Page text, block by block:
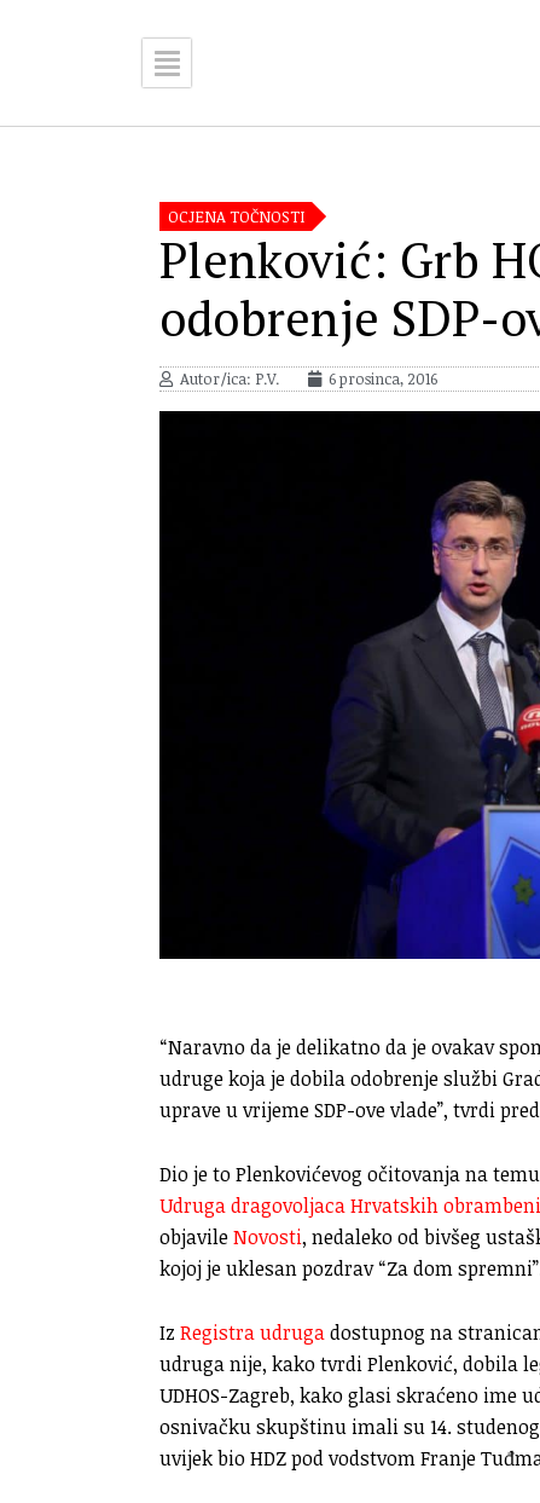
OCJENA TOČNOSTI
Plenković: Grb
odobrenje SDP-
Autor/ica: P.V. 6 prosinca, 2016
“Naravno da je delikatno da je ovakav
udruge koja je dobila odobrenje službi
uprave u vrijeme SDP-ove vlade”, tvrdi
Dio je to Plenkovićevog očitovanja na
Udruga dragovoljaca Hrvatskih
objavileNovosti, nedaleko od bivšeg
kojoj je uklesan pozdrav “Za dom
Iz Registra udrugadostupnog na
udruga nije, kako tvrdi Plenković, dobila
UDHOS-Zagreb, kako glasi skraćeno ime
osnivačku skupštinu imali su 14.
uvijek bio HDZ pod vodstvom Franje